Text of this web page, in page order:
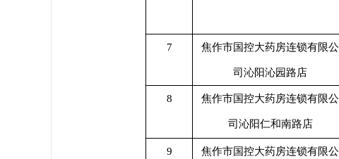
7 焦作市国控大药房连锁有限公
司沁阳沁园路店
8 焦作市国控大药房连锁有限公
司沁阳仁和南路店
9 焦作市国控大药房连锁有限公